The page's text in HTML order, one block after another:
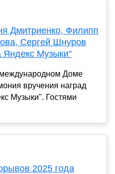
Дмитриенко, Филипп
Сергей Шнуров
Яндекс Музыки"
Доме
вручения наград
Музыки". Гостями
2025 года